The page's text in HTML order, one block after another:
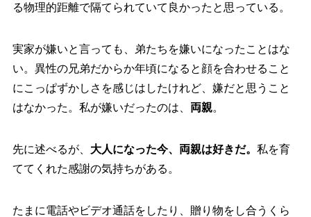
る物理的距離で隔てられていて良かったと思っている。
実家が嫌いと言っても、弟たちを嫌いになったことはな
い。異性の兄弟だからか年頃になると顔を合わせること
にこっぱずかしさを感じはしたけれど、嫌だと思うこと
はなかった。私が嫌いだったのは、 両親。
先に述べるが、 大人になった今、両親は好きだ。 私を育
ててくれた感謝の気持ちがある。
たまに電話やビデオ通話をしたり、贈り物をし合うくら